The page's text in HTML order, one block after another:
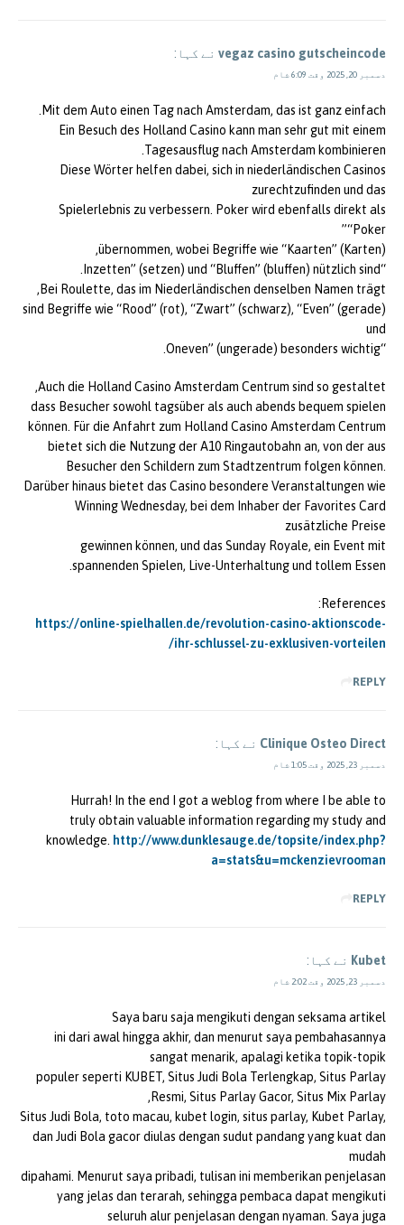
vegaz casino gutscheincode نے کہا:
دسمبر 20, 2025 وقت 6:09 شام
Mit dem Auto einen Tag nach Amsterdam, das ist ganz einfach.
Ein Besuch des Holland Casino kann man sehr gut mit einem
Tagesausflug nach Amsterdam kombinieren.
Diese Wörter helfen dabei, sich in niederländischen Casinos
zurechtzufinden und das
Spielerlebnis zu verbessern. Poker wird ebenfalls direkt als
“Poker”
übernommen, wobei Begriffe wie “Kaarten” (Karten),
“Inzetten” (setzen) und “Bluffen” (bluffen) nützlich sind.
Bei Roulette, das im Niederländischen denselben Namen trägt,
sind Begriffe wie “Rood” (rot), “Zwart” (schwarz), “Even” (gerade)
und
“Oneven” (ungerade) besonders wichtig.
Auch die Holland Casino Amsterdam Centrum sind so gestaltet,
dass Besucher sowohl tagsüber als auch abends bequem spielen
können. Für die Anfahrt zum Holland Casino Amsterdam Centrum
bietet sich die Nutzung der A10 Ringautobahn an, von der aus
Besucher den Schildern zum Stadtzentrum folgen können.
Darüber hinaus bietet das Casino besondere Veranstaltungen wie
Winning Wednesday, bei dem Inhaber der Favorites Card
zusätzliche Preise
gewinnen können, und das Sunday Royale, ein Event mit
spannenden Spielen, Live-Unterhaltung und tollem Essen.
References:
https://online-spielhallen.de/revolution-casino-aktionscode-
ihr-schlussel-zu-exklusiven-vorteilen/
REPLY
Clinique Osteo Direct نے کہا:
دسمبر 23, 2025 وقت 1:05 شام
Hurrah! In the end I got a weblog from where I be able to
truly obtain valuable information regarding my study and
knowledge. http://www.dunklesauge.de/topsite/index.php?
a=stats&u=mckenzievrooman
REPLY
Kubet نے کہا:
دسمبر 23, 2025 وقت 2:02 شام
Saya baru saja mengikuti dengan seksama artikel
ini dari awal hingga akhir, dan menurut saya pembahasannya
sangat menarik, apalagi ketika topik-topik
populer seperti KUBET, Situs Judi Bola Terlengkap, Situs Parlay
Resmi, Situs Parlay Gacor, Situs Mix Parlay,
Situs Judi Bola, toto macau, kubet login, situs parlay, Kubet Parlay,
dan Judi Bola gacor diulas dengan sudut pandang yang kuat dan
mudah
dipahami. Menurut saya pribadi, tulisan ini memberikan penjelasan
yang jelas dan terarah, sehingga pembaca dapat mengikuti
seluruh alur penjelasan dengan nyaman. Saya juga